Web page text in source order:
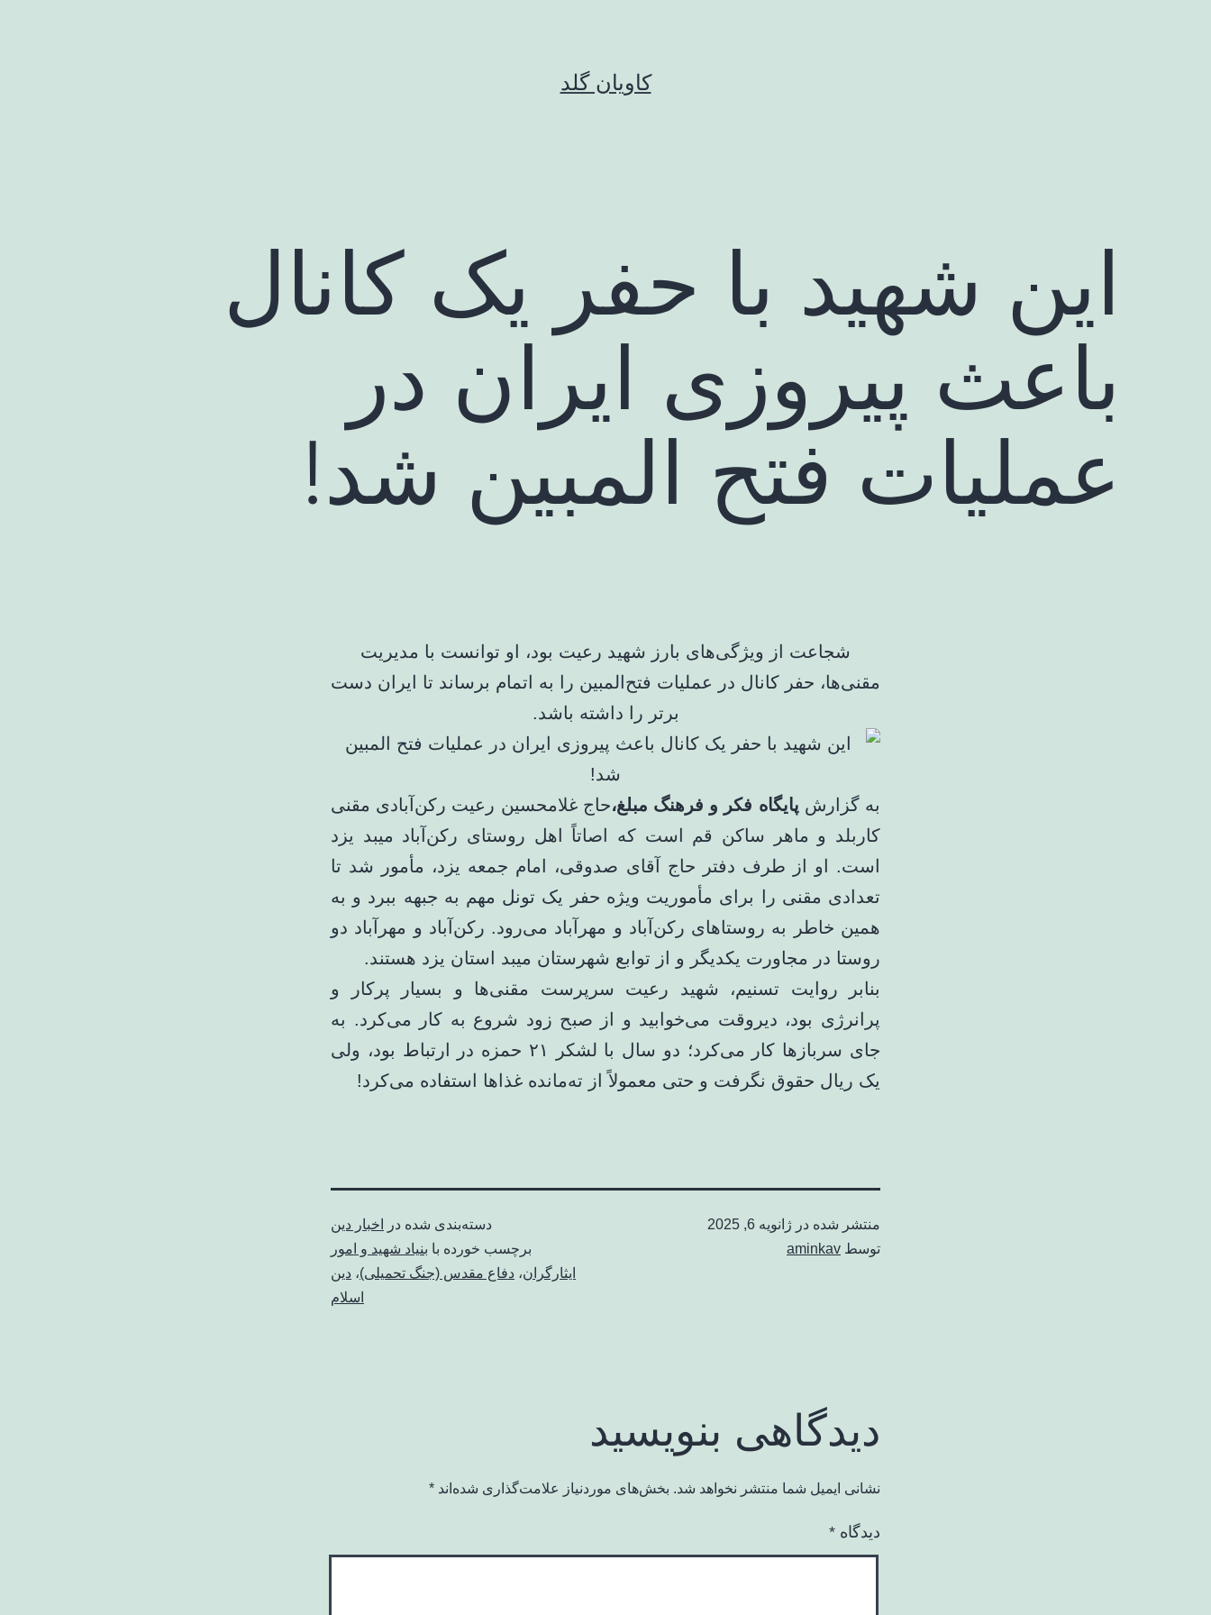
کاویان گلد
این شهید با حفر یک کانال
باعث پیروزی ایران در
عملیات فتح المبین شد!
شجاعت از ویژگی‌های بارز شهید رعیت بود، او توانست با مدیریت
مقنی‌ها، حفر کانال در عملیات فتح‌المبین را به اتمام برساند تا ایران دست
برتر را داشته باشد.
به گزارش پایگاه فکر و فرهنگ مبلغ،حاج غلامحسین رعیت رکن‌آبادی مقنی
کاربلد و ماهر ساکن قم است که اصاتاً اهل روستای رکن‌آباد میبد یزد
است. او از طرف دفتر حاج آقای صدوقی، امام جمعه یزد، مأمور شد تا
تعدادی مقنی را برای مأموریت ویژه حفر یک تونل مهم به جبهه ببرد و به
همین خاطر به روستاهای رکن‌آباد و مهرآباد می‌رود. رکن‌آباد و مهرآباد دو
روستا در مجاورت یکدیگر و از توابع شهرستان میبد استان یزد هستند.
بنابر روایت تسنیم، شهید رعیت سرپرست مقنی‌ها و بسیار پرکار و
پرانرژی بود، دیروقت می‌خوابید و از صبح زود شروع به کار می‌کرد. به
جای سربازها کار می‌کرد؛ دو سال با لشکر ۲۱ حمزه در ارتباط بود، ولی
یک ریال حقوق نگرفت و حتی معمولاً از ته‌مانده غذاها استفاده می‌کرد!
منتشر شده در ژانویه 6, 2025
توسط aminkav
دسته‌بندی شده در
اخبار دین
برچسب خورده با بنیاد شهید و امور
ایثارگران، دفاع مقدس (جنگ تحمیلی)، دین
اسلام
دیدگاهی بنویسید
نشانی ایمیل شما منتشر نخواهد شد. بخش‌های موردنیاز علامت‌گذاری شده‌اند *
دیدگاه *